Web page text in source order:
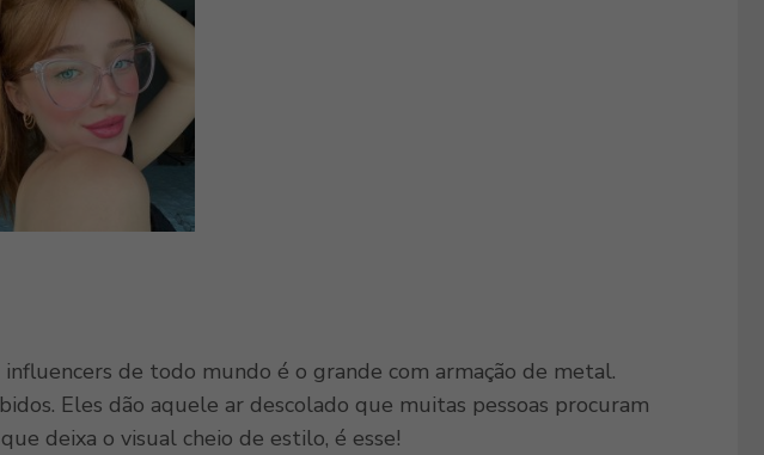
de todo mundo é o grande com armação de metal.
Eles dão aquele ar descolado que muitas pessoas procuram
deixa o visual cheio de estilo, é esse!